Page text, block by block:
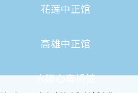
花莲中正馆
高雄中正馆
大阪心斋桥馆